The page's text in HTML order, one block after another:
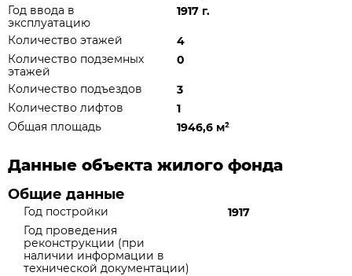
Год ввода в
эксплуатацию
1917 г.
Количество этажей
4
Количество подземных
этажей
0
Количество подъездов
3
Количество лифтов
1
Общая площадь
1946,6 м²
Данные объекта жилого фонда
Общие данные
Год постройки
1917
Год проведения
реконструкции (при
наличии информации в
технической документации)